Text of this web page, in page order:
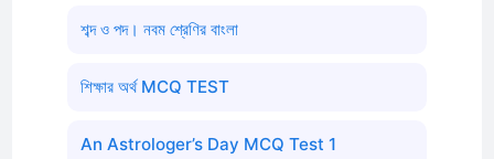
শব্দ ও পদ। নবম শ্রেণির বাংলা
শিক্ষার অর্থ MCQ TEST
An Astrologer’s Day MCQ Test 1